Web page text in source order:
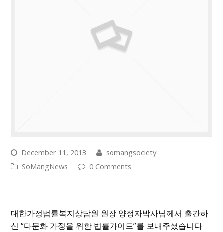
December 11, 2013
somangsociety
SoMangNews
0 Comments
대한가정법률복지상담원 원장 양정자박사님께서 출간하
신 “다문화 가정을 위한 법률가이드”를 보내주셨습니다